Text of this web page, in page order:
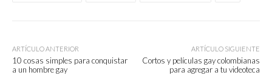
ARTÍCULO ANTERIOR
10 cosas simples para conquistar
a un hombre gay
ARTÍCULO SIGUIENTE
Cortos y películas gay colombianas
para agregar a tu videoteca